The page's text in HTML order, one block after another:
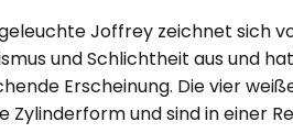
Joffrey zeichnet sich
und Schlichtheit aus und
Erscheinung. Die vier
Zylinderform und sind in einer